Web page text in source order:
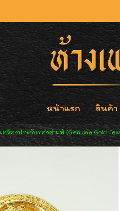
หน้าแรก สินค้า
เครื่องประดับทองคำแท้ (Genuine Gold